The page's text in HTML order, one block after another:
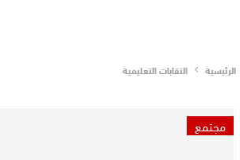
الرئيسية النقابات التعليمية
مجتمع